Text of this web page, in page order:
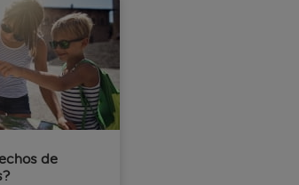
de